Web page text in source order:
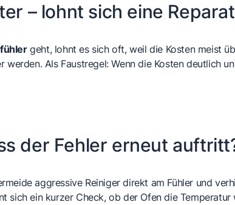
– lohnt sich eine
geht, lohnt es sich oft, weil die Kosten meist
werden. Als Faustregel: Wenn die Kosten deutlich
der Fehler erneut
aggressive Reiniger direkt am Fühler und
sich ein kurzer Check, ob der Ofen die Temperatur